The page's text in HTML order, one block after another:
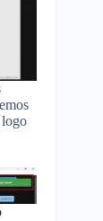
logo